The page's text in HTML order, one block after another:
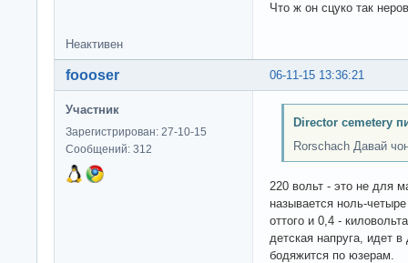
Что ж он сцуко так
Неактивен
06-11-15 13:36:21
foooser
Участник
Зарегистрирован: 27-10-15
Сообщений: 312
Director cemetery
Rorschach Давай
220 вольт - это не для
называется ноль-
оттого и 0,4 -
детская напруга, идет
бодяжится по юзерам.